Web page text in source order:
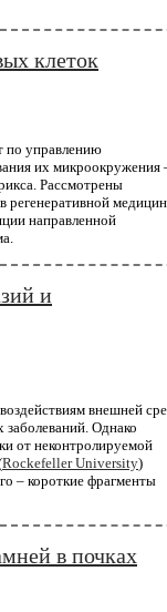
для
устойчивости к ВИЧ в
эмбрионах,
клеток
по управлению
их микроокружения
Рассмотрены
направленной
и
внешней
Однако
от неконтролируемой
Rockefeller University)
– короткие фрагменты
в почках